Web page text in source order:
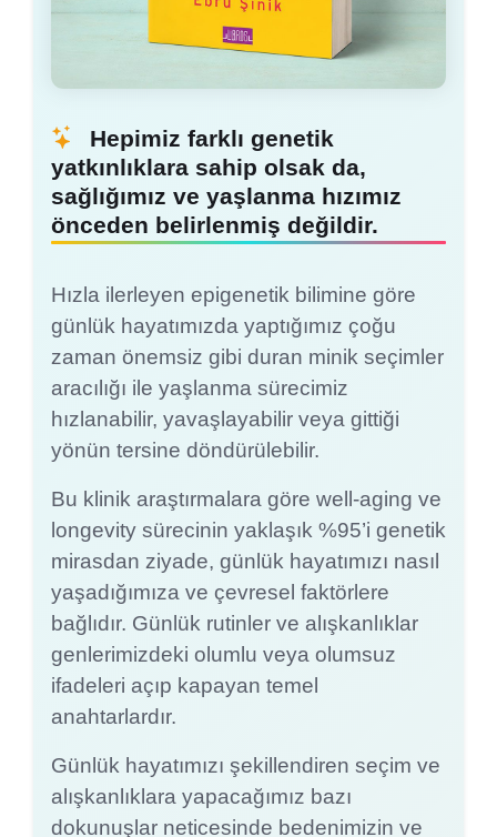
Hepimiz farklı genetik
yatkınlıklara sahip olsak da,
sağlığımız ve yaşlanma hızımız
önceden belirlenmiş değildir.
Hızla ilerleyen epigenetik bilimine göre
günlük hayatımızda yaptığımız çoğu
zaman önemsiz gibi duran minik seçimler
aracılığı ile yaşlanma sürecimiz
hızlanabilir, yavaşlayabilir veya gittiği
yönün tersine döndürülebilir.
Bu klinik araştırmalara göre well-aging ve
longevity sürecinin yaklaşık %95’i genetik
mirasdan ziyade, günlük hayatımızı nasıl
yaşadığımıza ve çevresel faktörlere
bağlıdır. Günlük rutinler ve alışkanlıklar
genlerimizdeki olumlu veya olumsuz
ifadeleri açıp kapayan temel
anahtarlardır.
Günlük hayatımızı şekillendiren seçim ve
alışkanlıklara yapacağımız bazı
dokunuşlar neticesinde bedenimizin ve